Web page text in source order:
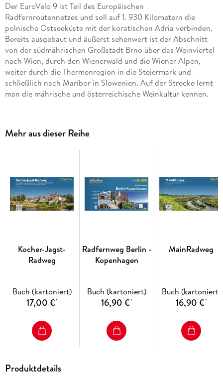
Der EuroVelo 9 ist Teil des Europäischen
Radfernroutennetzes und soll auf 1. 930 Kilometern die
polnische Ostseeküste mit der koratischen Adria verbinden.
Bereits ausgebaut und äußerst sehenwert ist der Abschnitt
von der südmährischen Großstadt Brno über das Weinviertel
nach Wien, durch den Wienerwald und die Wiener Alpen,
weiter durch die Thermenregion in die Steiermark und
schließlich nach Maribor in Slowenien. Auf der Strecke lernt
man die mährische und österreichische Weinkultur kennen.
verläuft die Strecke auf dem Thermenradweg mit zahlreichen
Thermenlandschaften zwischen Bad Waltersorf und Bad
Österreichs. Im Süden passiert man auf dem Murradweg die
Grenze nach Slowenien und erreicht alsbald das Ziel der
Strecke - Maribor, die zweitgrößte Stadt Sloweniens.
Mehr aus dieser Reihe
Kocher-Jagst-
Radweg
Buch (kartoniert)
17,00 €*
Radfernweg Berlin -
Kopenhagen
Buch (kartoniert)
16,90 €*
MainRadweg
Buch (kartoniert)
16,90 €*
Produktdetails